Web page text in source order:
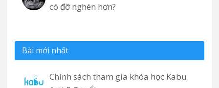
có đỡ nghén hơn?
Bài mới nhất
Chính sách tham gia khóa học Kabu